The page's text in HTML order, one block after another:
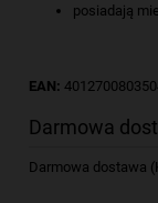
posiadają
EAN:
Darmowa
Darmowa dostawa